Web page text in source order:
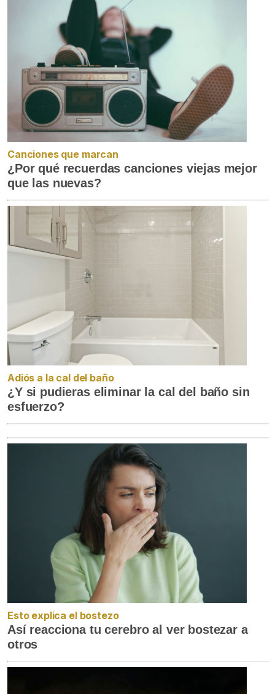
Canciones que marcan
¿Por qué recuerdas canciones viejas mejor
que las nuevas?
Adiós a la cal del baño
¿Y si pudieras eliminar la cal del baño sin
esfuerzo?
Esto explica el bostezo
Así reacciona tu cerebro al ver bostezar a
otros